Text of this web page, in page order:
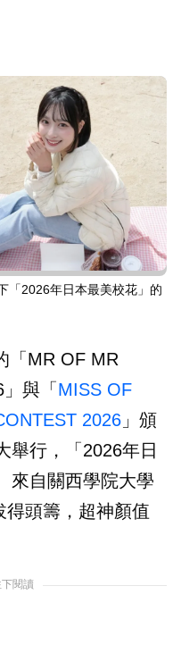
「2026年日本最美校花」的
「MR OF MR
與「 MISS OF
2026 」頒
舉行，「2026年日
來自關西學院大學
得頭籌，超神顏值
下閱讀